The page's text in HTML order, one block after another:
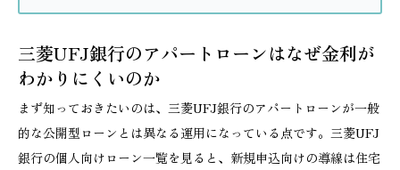
三菱UFJ銀行のアパートローンはなぜ金利が
わかりにくいのか
まず知っておきたいのは、三菱UFJ銀行のアパートローンが一般
的な公開型ローンとは異なる運用になっている点です。三菱UFJ
銀行の個人向けローン一覧を見ると、新規申込向けの導線は住宅